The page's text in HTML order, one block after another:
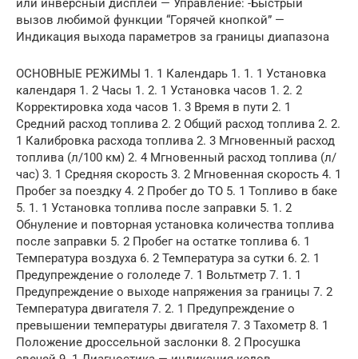
или инверсный дисплей — Управление: -Быстрый
вызов любимой функции “Горячей кнопкой” —
Индикация выхода параметров за границы диапазона
ОСНОВНЫЕ РЕЖИМЫ 1. 1 Календарь 1. 1. 1 Установка
календаря 1. 2 Часы 1. 2. 1 Установка часов 1. 2. 2
Корректировка хода часов 1. 3 Время в пути 2. 1
Средний расход топлива 2. 2 Общий расход топлива 2. 2.
1 Калибровка расхода топлива 2. 3 Мгновенный расход
топлива (л/100 км) 2. 4 Мгновенный расход топлива (л/
час) 3. 1 Средняя скорость 3. 2 Мгновенная скорость 4. 1
Пробег за поездку 4. 2 Пробег до ТО 5. 1 Топливо в баке
5. 1. 1 Установка топлива после заправки 5. 1. 2
Обнуление и повторная установка количества топлива
после заправки 5. 2 Пробег на остатке топлива 6. 1
Температура воздуха 6. 2 Температура за сутки 6. 2. 1
Предупреждение о гололеде 7. 1 Вольтметр 7. 1. 1
Предупреждение о выходе напряжения за границы 7. 2
Температура двигателя 7. 2. 1 Предупреждение о
превышении температуры двигателя 7. 3 Тахометр 8. 1
Положение дроссельной заслонки 8. 2 Просушка